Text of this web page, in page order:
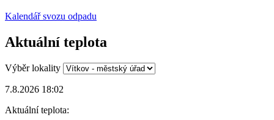
Kalendář svozu odpadu
Aktuální teplota
Výběr lokality
7.8.2026 18:02
Aktuální teplota: